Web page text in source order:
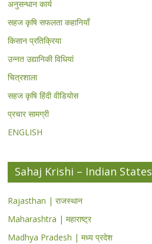
अनुसन्धान कार्य
सहज कृषि सफलता कहानियाँ
किसान प्रतिक्रिया
उन्नत उद्यानिकी विधियां
चित्रशाला
सहज कृषि हिंदी वीडियोस
प्रचार सामग्री
ENGLISH
Sahaj Krishi – Indian States
Rajasthan | राजस्थान
Maharashtra | महाराष्ट्र
Madhya Pradesh | मध्य प्रदेश